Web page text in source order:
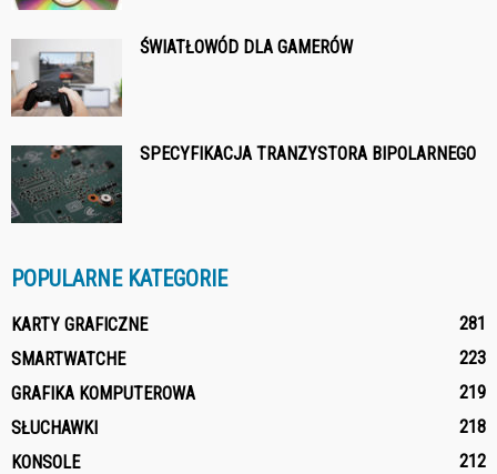
ŚWIATŁOWÓD DLA GAMERÓW
SPECYFIKACJA TRANZYSTORA BIPOLARNEGO
POPULARNE KATEGORIE
KARTY GRAFICZNE
281
SMARTWATCHE
223
GRAFIKA KOMPUTEROWA
219
SŁUCHAWKI
218
KONSOLE
212